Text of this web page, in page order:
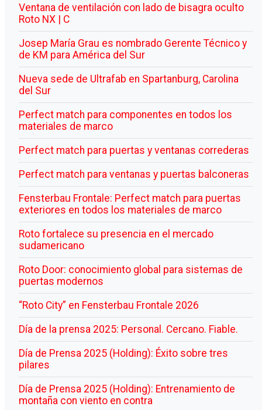
Ventana de ventilación con lado de bisagra oculto
Roto NX | C
Josep María Grau es nombrado Gerente Técnico y
de KM para América del Sur
Nueva sede de Ultrafab en Spartanburg, Carolina
del Sur
Perfect match para componentes en todos los
materiales de marco
Perfect match para puertas y ventanas correderas
Perfect match para ventanas y puertas balconeras
Fensterbau Frontale: Perfect match para puertas
exteriores en todos los materiales de marco
Roto fortalece su presencia en el mercado
sudamericano
Roto Door: conocimiento global para sistemas de
puertas modernos
“Roto City” en Fensterbau Frontale 2026
Día de la prensa 2025: Personal. Cercano. Fiable.
Día de Prensa 2025 (Holding): Éxito sobre tres
pilares
Día de Prensa 2025 (Holding): Entrenamiento de
montaña con viento en contra